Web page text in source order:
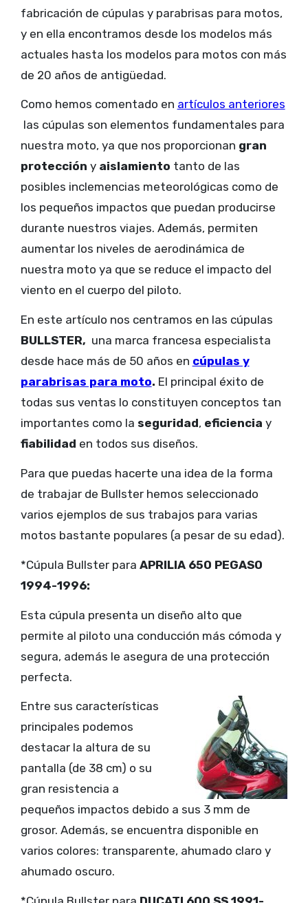
fabricación de cúpulas y parabrisas para motos,
y en ella encontramos desde los modelos más
actuales hasta los modelos para motos con más
de 20 años de antigüedad.
Como hemos comentado en artículos anteriores
las cúpulas son elementos fundamentales para
nuestra moto, ya que nos proporcionan gran
protección y aislamiento tanto de las
posibles inclemencias meteorológicas como de
los pequeños impactos que puedan producirse
durante nuestros viajes. Además, permiten
aumentar los niveles de aerodinámica de
nuestra moto ya que se reduce el impacto del
viento en el cuerpo del piloto.
En este artículo nos centramos en las cúpulas
BULLSTER, una marca francesa especialista
desde hace más de 50 años en cúpulas y
parabrisas para moto. El principal éxito de
todas sus ventas lo constituyen conceptos tan
importantes como la seguridad, eficiencia y
fiabilidad en todos sus diseños.
Para que puedas hacerte una idea de la forma
de trabajar de Bullster hemos seleccionado
varios ejemplos de sus trabajos para varias
motos bastante populares (a pesar de su edad).
*Cúpula Bullster para APRILIA 650 PEGASO
1994-1996:
Esta cúpula presenta un diseño alto que
permite al piloto una conducción más cómoda y
segura, además le asegura de una protección
perfecta.
Entre sus características
principales podemos
destacar la altura de su
pantalla (de 38 cm) o su
gran resistencia a
pequeños impactos debido a sus 3 mm de
grosor. Además, se encuentra disponible en
varios colores: transparente, ahumado claro y
ahumado oscuro.